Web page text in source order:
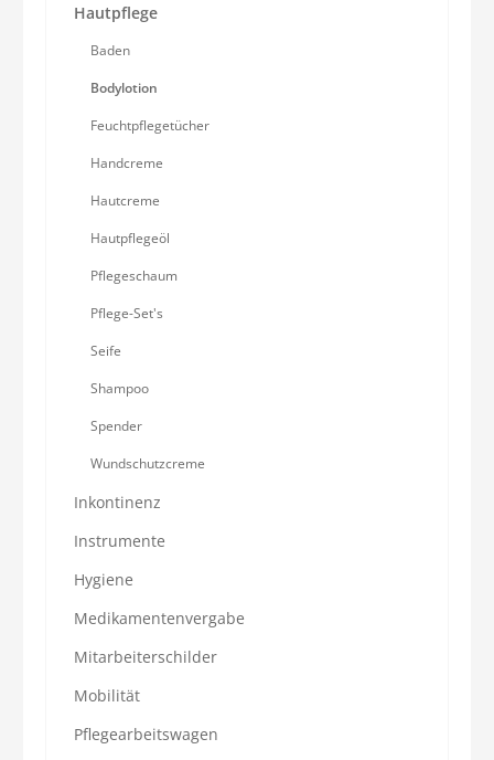
Hautpflege
Baden
Bodylotion
Feuchtpflegetücher
Handcreme
Hautcreme
Hautpflegeöl
Pflegeschaum
Pflege-Set's
Seife
Shampoo
Spender
Wundschutzcreme
Inkontinenz
Instrumente
Hygiene
Medikamentenvergabe
Mitarbeiterschilder
Mobilität
Pflegearbeitswagen